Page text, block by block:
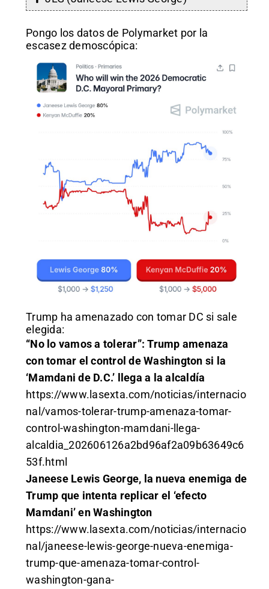
Pongo los datos de Polymarket por la
escasez demoscópica:
Trump ha amenazado con tomar DC si sale
elegida:
“No lo vamos a tolerar”: Trump amenaza
con tomar el control de Washington si la
‘Mamdani de D.C.’ llega a la alcaldía
https://www.lasexta.com/noticias/internacio
nal/vamos-tolerar-trump-amenaza-tomar-
control-washington-mamdani-llega-
alcaldia_202606126a2bd96af2a09b63649c6
53f.html
Janeese Lewis George, la nueva enemiga de
Trump que intenta replicar el ‘efecto
Mamdani’ en Washington
https://www.lasexta.com/noticias/internacio
nal/janeese-lewis-george-nueva-enemiga-
trump-que-amenaza-tomar-control-
washington-gana-